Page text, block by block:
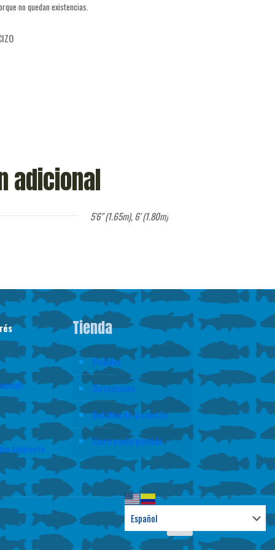
no quedan existencias.
adicional
5'6" (1.65m), 6' (1.80m)
Ambiente
Tienda
Pedidos
Direcciones
Detalles de la cuenta
Contraseña perdida